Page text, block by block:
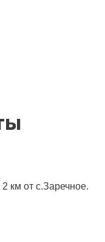
км от с.Заречное.